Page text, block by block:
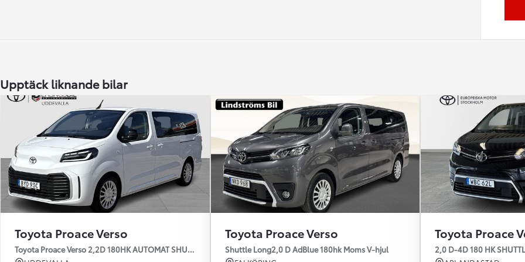
Upptäck liknande bilar
Toyota Proace Verso
Toyota Proace Verso 2,2D 180HK AUTOMAT SHUTTLE KOMFORTPKT DRAG 9-SITS MOMS
Toyota Proace Verso
Shuttle Long2,0 D AdBlue 180hk Moms V-hjul
Toyota Proace
2,0 D-4D 180 HK